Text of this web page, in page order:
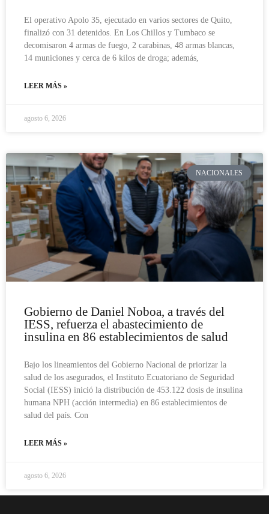
El operativo Apolo 35, ejecutado en varios sectores de Quito,
finalizó con 31 detenidos. En Los Chillos y Tumbaco se
decomisaron 4 armas de fuego, 2 carabinas, 48 armas blancas,
14 municiones y cerca de 6 kilos de droga; además,
LEER MÁS »
agosto 6, 2026
NACIONALES
Gobierno de Daniel Noboa, a través del
IESS, refuerza el abastecimiento de
insulina en 86 establecimientos de salud
Bajo los lineamientos del Gobierno Nacional de priorizar la
salud de los asegurados, el Instituto Ecuatoriano de Seguridad
Social (IESS) inició la distribución de 453.122 dosis de insulina
humana NPH (acción intermedia) en 86 establecimientos de
salud del país. Con
LEER MÁS »
agosto 6, 2026